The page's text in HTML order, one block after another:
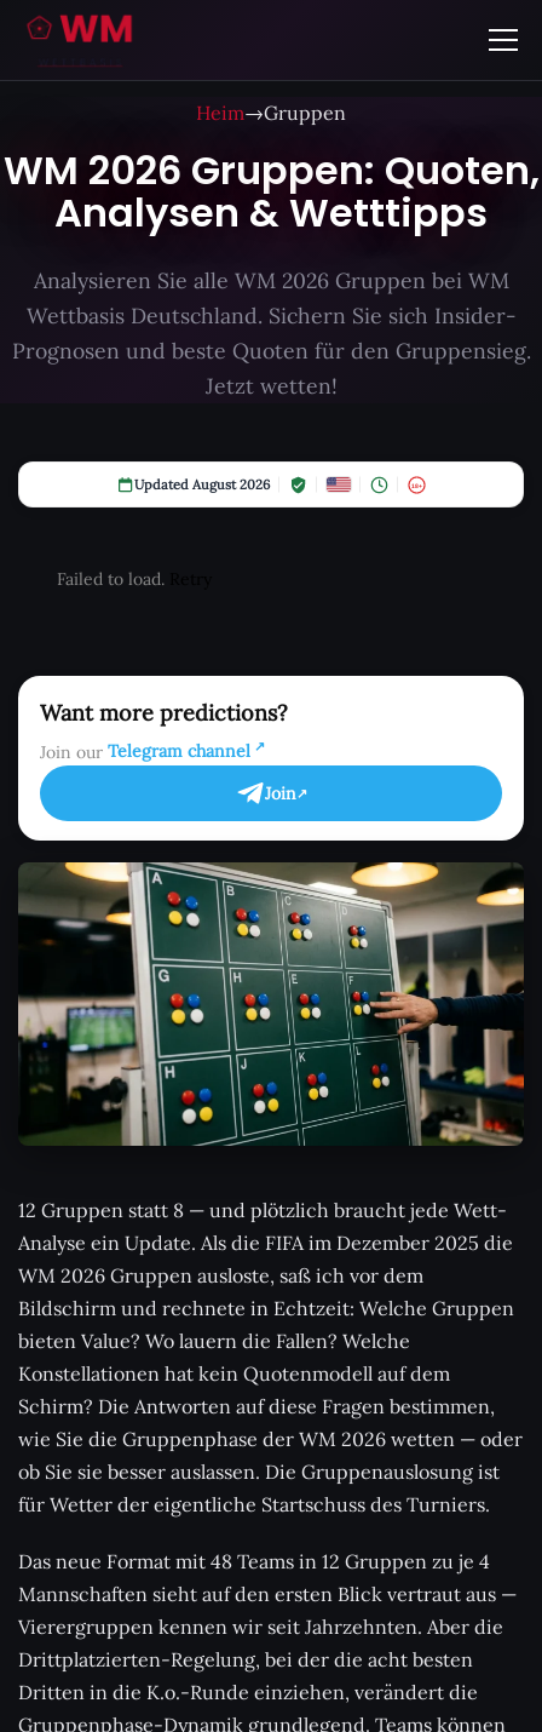
Heim→Gruppen
WM 2026 Gruppen: Quoten,
Analysen & Wetttipps
Analysieren Sie alle WM 2026 Gruppen bei WM
Wettbasis Deutschland. Sichern Sie sich Insider-
Prognosen und beste Quoten für den Gruppensieg.
Jetzt wetten!
Updated August 2026 18+
Failed to load.
Want more predictions?
Join our Telegram channel
Join
12 Gruppen statt 8 — und plötzlich braucht jede Wett-
Analyse ein Update. Als die FIFA im Dezember 2025 die
WM 2026 Gruppen ausloste, saß ich vor dem
Bildschirm und rechnete in Echtzeit: Welche Gruppen
bieten Value? Wo lauern die Fallen? Welche
Konstellationen hat kein Quotenmodell auf dem
Schirm? Die Antworten auf diese Fragen bestimmen,
wie Sie die Gruppenphase der WM 2026 wetten — oder
ob Sie sie besser auslassen. Die Gruppenauslosung ist
für Wetter der eigentliche Startschuss des Turniers.
Das neue Format mit 48 Teams in 12 Gruppen zu je 4
Mannschaften sieht auf den ersten Blick vertraut aus —
Vierergruppen kennen wir seit Jahrzehnten. Aber die
Drittplatzierten-Regelung, bei der die acht besten
Dritten in die K.o.-Runde einziehen, verändert die
Gruppenphase-Dynamik grundlegend. Teams können